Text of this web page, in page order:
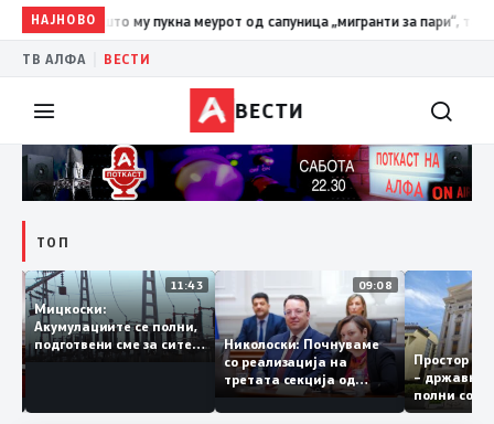
НАЈНОВО19:39ВМРО-ДПМНЕ: Како што му пукна меурот од сапуница
ТВ АЛФА ВЕСТИ
ВЕСТИ
ТОП
11:43
Мицкоски:
Акумулациите се полни,
подготвени сме за сите
ризици, не размислување
09:08
Николоски: Почнуваме
со реализација на
третата секција од
железничкиот Коридор
8, Македонија станува
Простор
–
полни со